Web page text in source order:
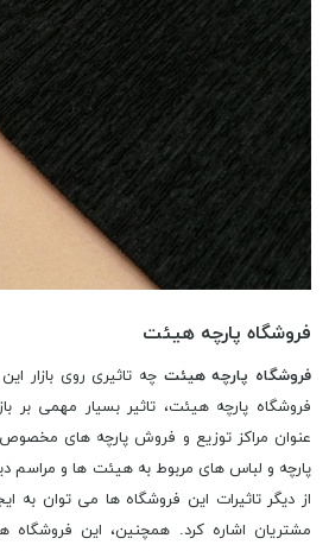
فروشگاه پارچه هیئت
فروشگاه پارچه هیئت چه تاثیری روی بازار
فروشگاه پارچه هیئت، تاثیر بسیار مهمی بر
عنوان مراکز توزیع و فروش پارچه های
پارچه و لباس های مربوط به هیئت ها و مراسم
از دیگر تاثیرات این فروشگاه ها می توان به
مشتریان اشاره کرد. همچنین، این فروشگاه